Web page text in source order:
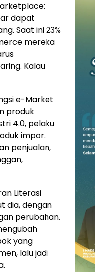
dapat
Saat ini 23%
mereka
Kalau
e-Market
produk
4.0, pelaku
impor.
penjualan,
Literasi
dia, dengan
perubahan.
yang
lalu jadi